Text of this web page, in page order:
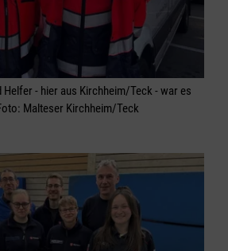
Helfer - hier aus Kirchheim/Teck - war es
Malteser Kirchheim/Teck